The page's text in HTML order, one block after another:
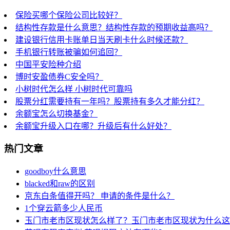
保险买哪个保险公司比较好？
结构性存款是什么意思？结构性存款的预期收益高吗？
建设银行信用卡账单日当天刷卡什么时候还款？
手机银行转账被骗如何追回？
中国平安险种介绍
博时安盈债券C安全吗？
小树时代怎么样 小树时代可靠吗
股票分红需要持有一年吗？股票持有多久才能分红？
余额宝怎么切换基金？
余额宝升级入口在哪？升级后有什么好处？
热门文章
goodboy什么意思
blacked和raw的区别
京东白条值得开吗？ 申请的条件是什么？
1个穿云箭多少人民币
玉门市老市区现状怎么样了？玉门市老市区现状为什么